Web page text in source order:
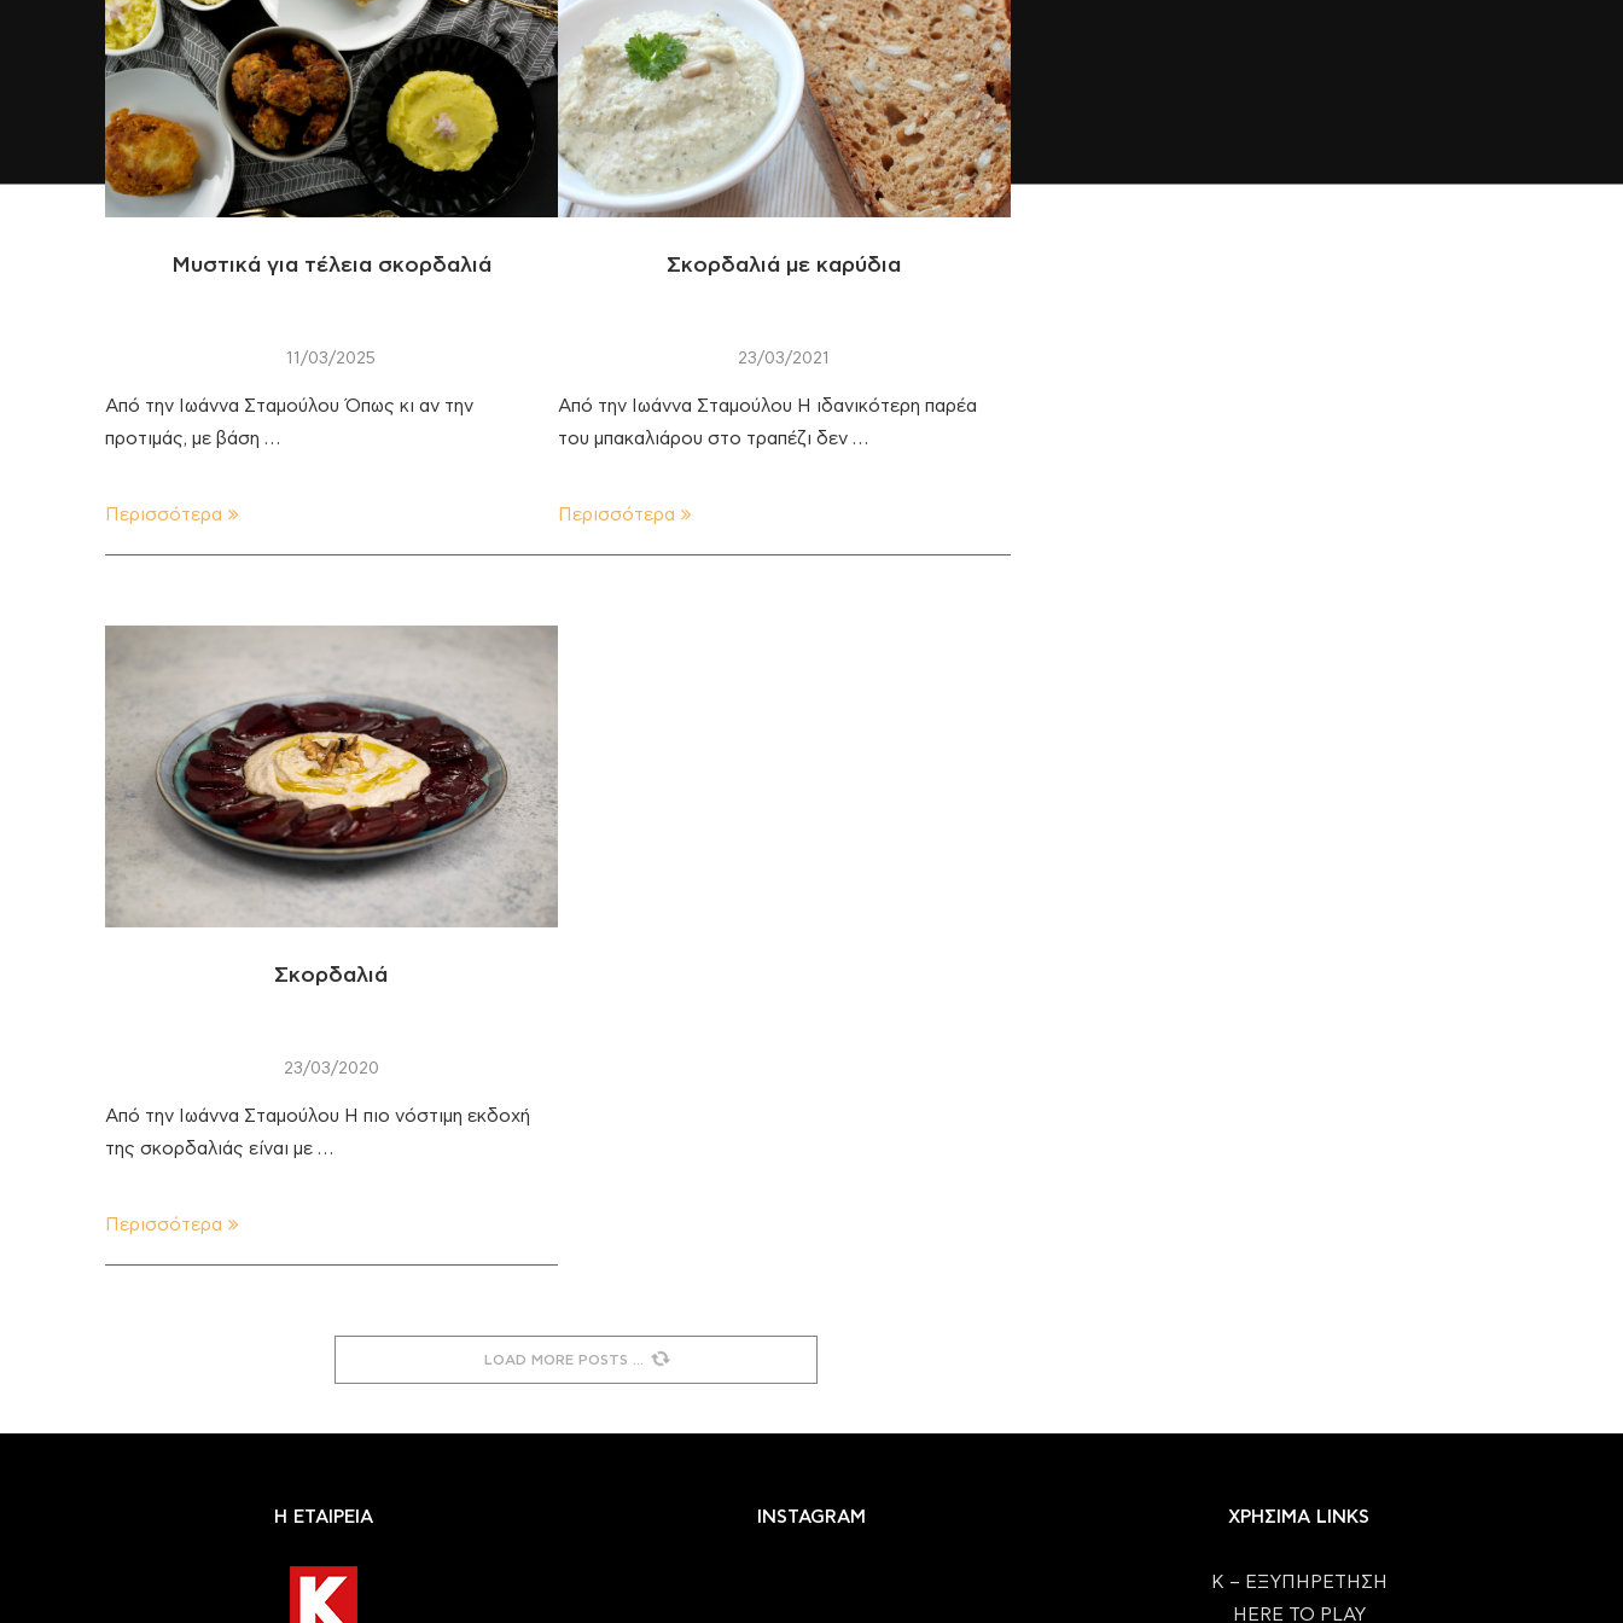
Μυστικά για τέλεια σκορδαλιά
11/03/2025
Από την Ιωάννα Σταμούλου Όπως κι αν την
προτιμάς, με βάση …
Περισσότερα
Σκορδαλιά με καρύδια
23/03/2021
Από την Ιωάννα Σταμούλου Η ιδανικότερη παρέα
του μπακαλιάρου στο τραπέζι δεν …
Περισσότερα
Σκορδαλιά
23/03/2020
Από την Ιωάννα Σταμούλου Η πιο νόστιμη εκδοχή
της σκορδαλιάς είναι με …
Περισσότερα
LOAD MORE POSTS
Η ΕΤΑΙΡΕΙΑ INSTAGRAM ΧΡΗΣΙΜΑ LINKS
Κ – ΕΞΥΠΗΡΕΤΗΣΗ
HERE TO PLAY